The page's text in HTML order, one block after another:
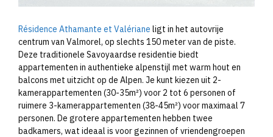
Résidence Athamante et Valériane ligt in het autovrije
centrum van Valmorel, op slechts 150 meter van de piste.
Deze traditionele Savoyaardse residentie biedt
appartementen in authentieke alpenstijl met warm hout en
balcons met uitzicht op de Alpen. Je kunt kiezen uit 2-
kamerappartementen (30-35m²) voor 2 tot 6 personen of
ruimere 3-kamerappartementen (38-45m²) voor maximaal 7
personen. De grotere appartementen hebben twee
badkamers, wat ideaal is voor gezinnen of vriendengroepen